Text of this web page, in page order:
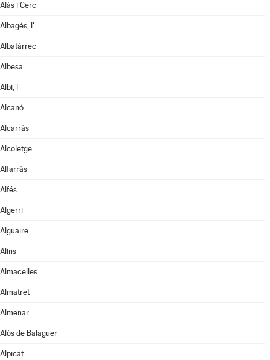
Alàs i Cerc
Albagés, l'
Albatàrrec
Albesa
Albi, l'
Alcanó
Alcarràs
Alcoletge
Alfarràs
Alfés
Algerri
Alguaire
Alins
Almacelles
Almatret
Almenar
Alòs de Balaguer
Alpicat